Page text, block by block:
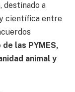
, destinado a
científica entre
las PYMES,
animal y